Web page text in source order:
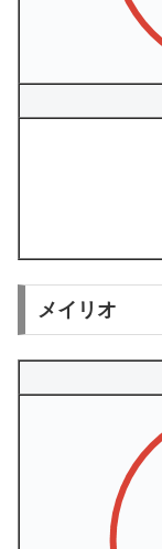
メイリオ